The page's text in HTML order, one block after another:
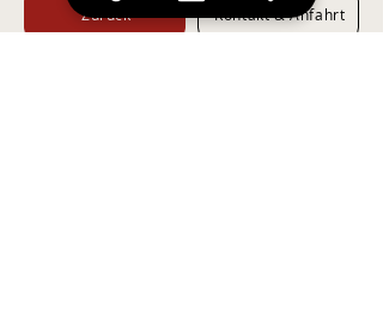
Zurück Kontakt & Anfahrt